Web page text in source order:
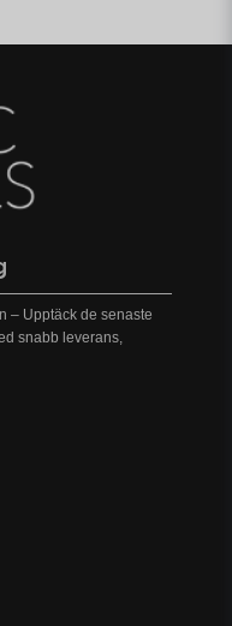
– Upptäck de senaste
snabb leverans,